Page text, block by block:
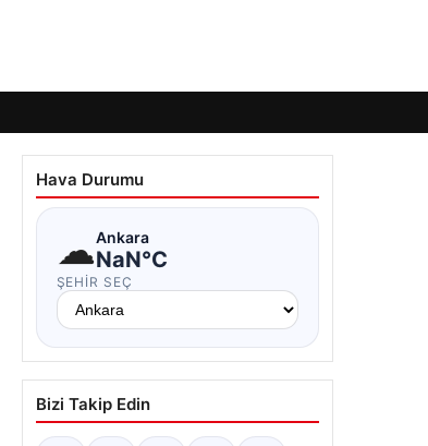
Hava Durumu
☁Ankara
NaN°C
ŞEHIR SEÇ
Bizi Takip Edin